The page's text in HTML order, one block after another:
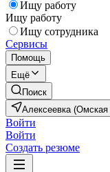
Ищу работу
Ищу работу
Ищу сотрудника
Сервисы
Помощь
Ещё
Поиск
Алексеевка (Омская
Войти
Войти
Создать резюме